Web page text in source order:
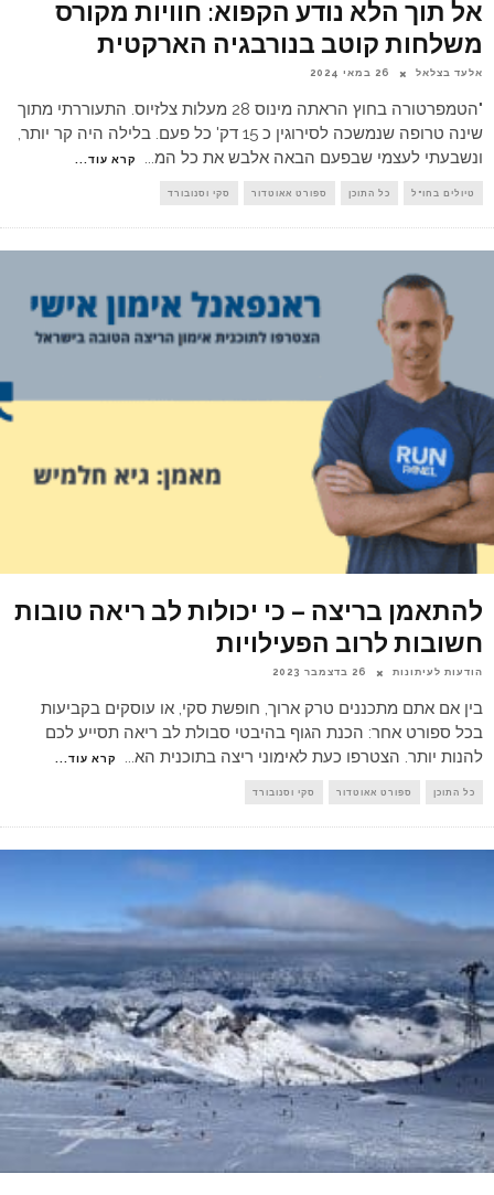
אל תוך הלא נודע הקפוא: חוויות מקורס
משלחות קוטב בנורבגיה הארקטית
אלעד בצלאל 26 במאי 2024
"הטמפרטורה בחוץ הראתה מינוס 28 מעלות צלזיוס. התעוררתי מתוך
שינה טרופה שנמשכה לסירוגין כ 15 דק' כל פעם. בלילה היה קר יותר,
ונשבעתי לעצמי שבפעם הבאה אלבש את כל המ... קרא עוד...
טיולים בחו"ל כל התוכן ספורט אאוטדור סקי וסנובורד
להתאמן בריצה – כי יכולות לב ריאה טובות
חשובות לרוב הפעילויות
הודעות לעיתונות 26 בדצמבר 2023
בין אם אתם מתכננים טרק ארוך, חופשת סקי, או עוסקים בקביעות
בכל ספורט אחר: הכנת הגוף בהיבטי סבולת לב ריאה תסייע לכם
להנות יותר. הצטרפו כעת לאימוני ריצה בתוכנית הא... קרא עוד...
כל התוכן ספורט אאוטדור סקי וסנובורד